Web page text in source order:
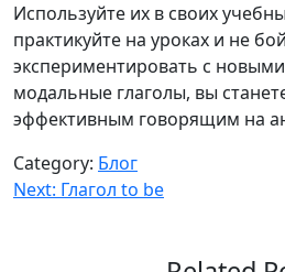
Используйте их в своих
практикуйте на уроках и не
экспериментировать с
модальные глаголы, вы
эффективным говорящим на
Category: Блог
Навигация
Next: Глагол to be